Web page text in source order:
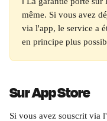
même. Si vous avez
via l'app, le service a
en principe plus
Sur App Store
Si vous avez souscrit via